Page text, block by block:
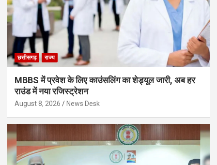
छत्तीसगढ़ राज्य
MBBS में प्रवेश के लिए काउंसलिंग का शेड्यूल जारी, अब हर
राउंड में नया रजिस्ट्रेशन
August 8, 2026 News Desk